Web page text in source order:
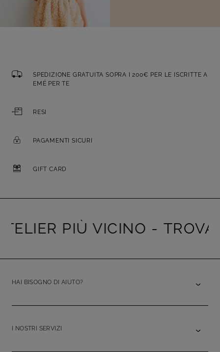
SPEDIZIONE GRATUITA SOPRA I 200€ PER LE ISCRITTE A
EMÉ PER TE
RESI
PAGAMENTI SICURI
GIFT CARD
PIÙ VICINO - TROVA
HAI BISOGNO DI AIUTO?
I NOSTRI SERVIZI